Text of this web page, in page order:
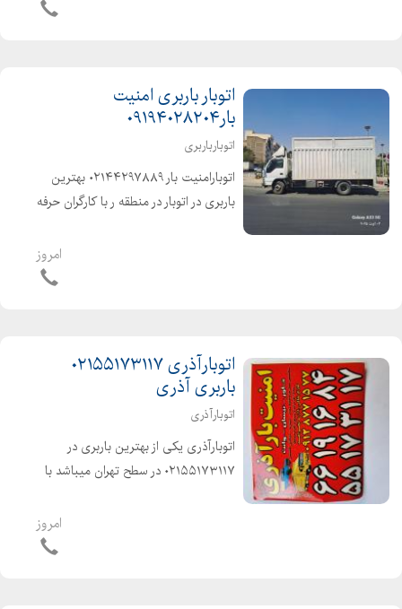
اتوبار باربری امنیت
بار۰۹۱۹۴۰۲۸۲۰۴
اتوبارباربری
اتوبارامنیت بار ۰۲۱۴۴۲۹۷۸۸۹ بهترین
باربری در اتوبار در منطقه ر با کارگران حرفه
انواع ماشینهای مکت شده پتودار شهر وامروز
اتوبارآذری ۰۲۱۵۵۱۷۳۱۱۷
باربری آذری
اتوبارآذری
اتوبارآذری یکی از بهترین باربری در
۰۲۱۵۵۱۷۳۱۱۷ در سطح تهران میباشد با
آذری زبان و منصف در خدمت شماست
دارای انواع ماشینهای مکت شده و پتودار
امروز